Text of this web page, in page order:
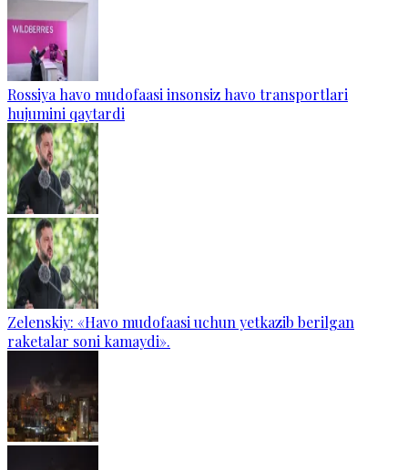
Rossiya havo mudofaasi insonsiz havo transportlari
hujumini qaytardi
Zelenskiy: «Havo mudofaasi uchun yetkazib berilgan
raketalar soni kamaydi».